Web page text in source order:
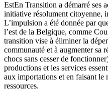
EstEn Transition a démarré ses
initiative résolument citoyenne,
L’impulsion a été donnée par
l’est de la Belgique, comme
transition vise à éliminer la
communauté et à augmenter sa
chocs sans cesser de
productions et les services
aux importations et en faisant le
ressources.